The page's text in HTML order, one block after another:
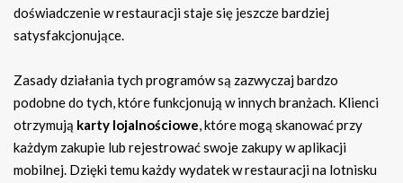
doświadczenie w restauracji staje się jeszcze bardziej
satysfakcjonujące.
Zasady działania tych programów są zazwyczaj bardzo
podobne do tych, które funkcjonują w innych branżach. Klienci
otrzymują karty lojalnościowe, które mogą skanować przy
każdym zakupie lub rejestrować swoje zakupy w aplikacji
mobilnej. Dzięki temu każdy wydatek w restauracji na lotnisku